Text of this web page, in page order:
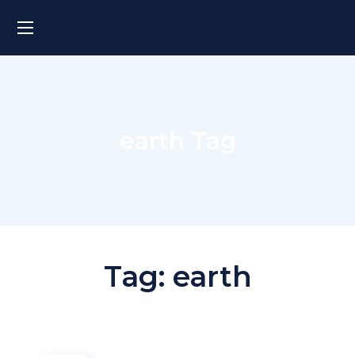
Tag: earth